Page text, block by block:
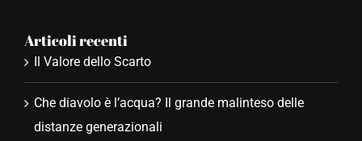
Articoli recenti
Il Valore dello Scarto
Che diavolo è l’acqua? Il grande malinteso delle
distanze generazionali